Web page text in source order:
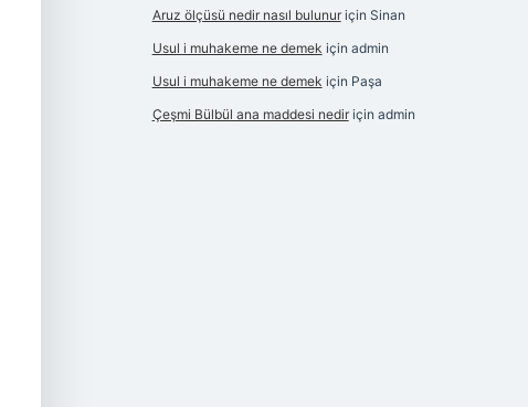
Aruz ölçüsü nedir nasıl bulunuriçin Sinan
Usul i muhakeme ne demek için admin
Usul i muhakeme ne demek için Paşa
Çeşmi Bülbül ana maddesi nediriçin admin